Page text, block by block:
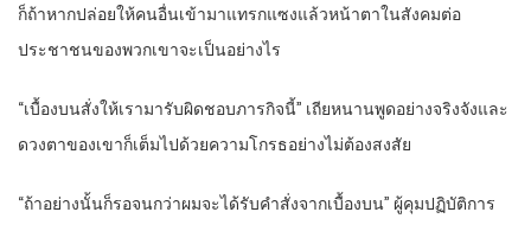
ก็ถ้าหากปล่อยให้คนอื่นเข้ามาแทรกแซงแล้วหน้าตาในสังคมต่อ
ประชาชนของพวกเขาจะเป็นอย่างไร
“เบื้องบนสั่งให้เรามารับผิดชอบภารกิจนี้” เถียหนานพูดอย่างจริงจังและ
ดวงตาของเขาก็เต็มไปด้วยความโกรธอย่างไม่ต้องสงสัย
“ถ้าอย่างนั้นก็รอจนกว่าผมจะได้รับคำสั่งจากเบื้องบน” ผู้คุมปฏิบัติการ